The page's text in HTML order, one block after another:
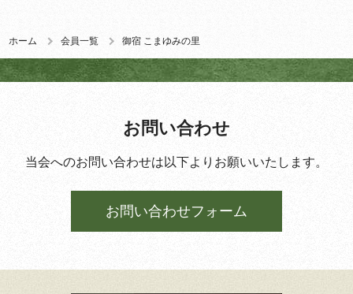
ホーム 会員一覧 御宿 こまゆみの里
お問い合わせ
当会へのお問い合わせは以下よりお願いいたします。
お問い合わせフォーム